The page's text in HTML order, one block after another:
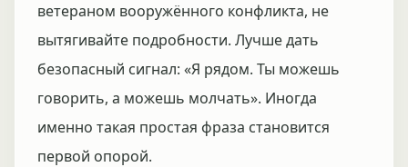
ветераном вооружённого конфликта, не
вытягивайте подробности. Лучше дать
безопасный сигнал: «Я рядом. Ты можешь
говорить, а можешь молчать». Иногда
именно такая простая фраза становится
первой опорой.